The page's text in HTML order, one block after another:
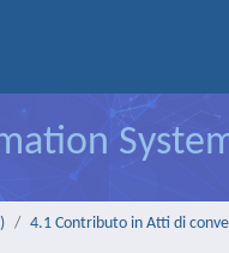
4.1 Contributo in Atti di